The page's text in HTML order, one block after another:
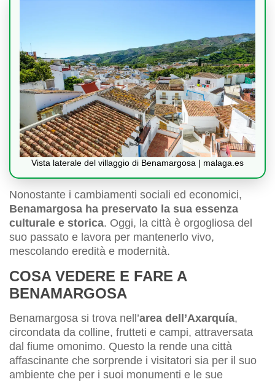
Vista laterale del villaggio di Benamargosa | malaga.es
Nonostante i cambiamenti sociali ed economici,
Benamargosa ha preservato la sua essenza
culturale e storica. Oggi, la città è orgogliosa del
suo passato e lavora per mantenerlo vivo,
mescolando eredità e modernità.
COSA VEDERE E FARE A
BENAMARGOSA
Benamargosa si trova nell’area dell’Axarquía,
circondata da colline, frutteti e campi, attraversata
dal fiume omonimo. Questo la rende una città
affascinante che sorprende i visitatori sia per il suo
ambiente che per i suoi monumenti e le sue